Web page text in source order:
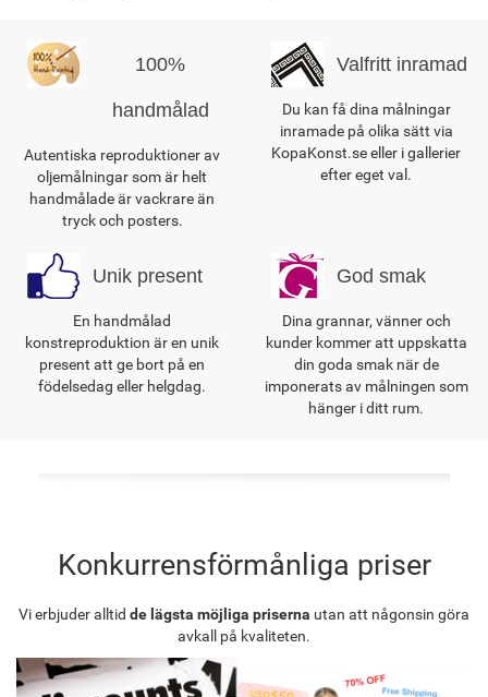
100%
handmålad
Autentiska reproduktioner av
oljemålningar som är helt
handmålade är vackrare än
tryck och posters.
Valfritt inramad
Du kan få dina målningar
inramade på olika sätt via
KopaKonst.se eller i gallerier
efter eget val.
Unik present
En handmålad
konstreproduktion är en unik
present att ge bort på en
födelsedag eller helgdag.
God smak
Dina grannar, vänner och
kunder kommer att uppskatta
din goda smak när de
imponerats av målningen som
hänger i ditt rum.
Konkurrensförmånliga priser
Vi erbjuder alltid de lägsta möjliga priserna utan att någonsin göra
avkall på kvaliteten.